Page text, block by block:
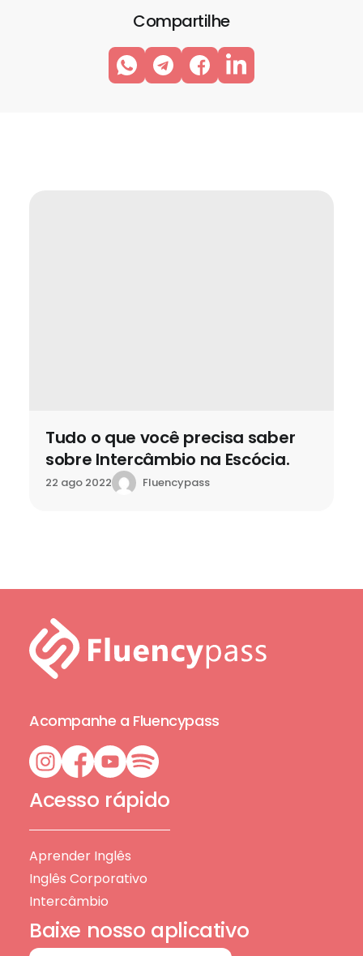
Compartilhe
Tudo o que você precisa saber
sobre Intercâmbio na Escócia.
22 ago 2022 Fluencypass
Acompanhe a Fluencypass
Acesso rápido
Aprender Inglês
Inglês Corporativo
Intercâmbio
Baixe nosso aplicativo